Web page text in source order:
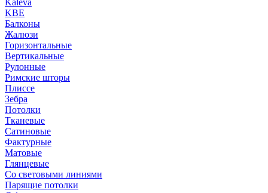
Kaleva
KBE
Балконы
Жалюзи
Горизонтальные
Вертикальные
Рулонные
Римские шторы
Плиссе
Зебра
Потолки
Тканевые
Сатиновые
Фактурные
Матовые
Глянцевые
Со световыми линиями
Парящие потолки